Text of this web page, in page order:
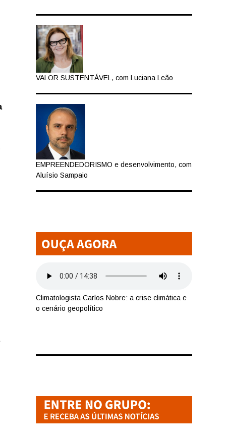
VALOR SUSTENTÁVEL, com Luciana Leão
EMPREENDEDORISMO e desenvolvimento, com
Aluísio Sampaio
Climatologista Carlos Nobre: a crise climática e
o cenário geopolítico